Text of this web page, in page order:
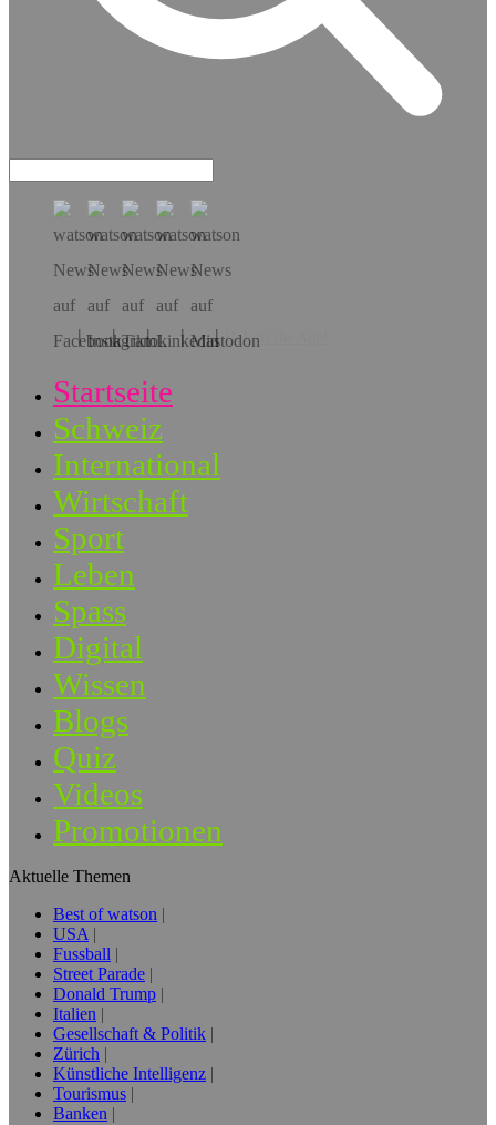
Hol dir die App!
Startseite
Schweiz
International
Wirtschaft
Sport
Leben
Spass
Digital
Wissen
Blogs
Quiz
Videos
Promotionen
Aktuelle Themen
Best of watson
USA
Fussball
Street Parade
Donald Trump
Italien
Gesellschaft & Politik
Zürich
Künstliche Intelligenz
Tourismus
Banken